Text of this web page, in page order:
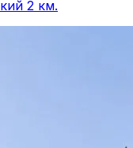
2 км.